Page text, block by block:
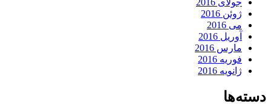
جولای 2016
ژوئن 2016
می 2016
آوریل 2016
مارس 2016
فوریه 2016
ژانویه 2016
دسته‌ها